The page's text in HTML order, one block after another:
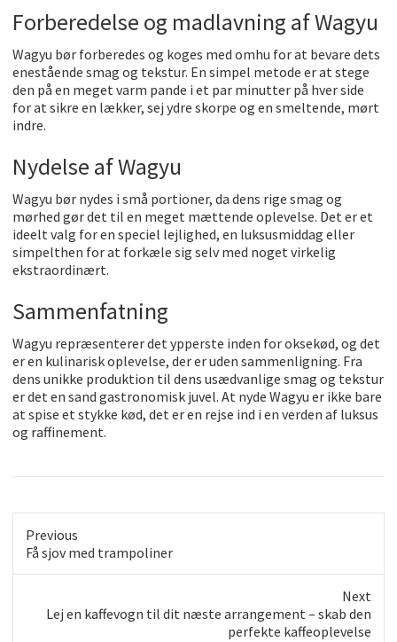
Forberedelse og madlavning af Wagyu
Wagyu bør forberedes og koges med omhu for at bevare dets
enestående smag og tekstur. En simpel metode er at stege
den på en meget varm pande i et par minutter på hver side
for at sikre en lækker, sej ydre skorpe og en smeltende, mørt
indre.
Nydelse af Wagyu
Wagyu bør nydes i små portioner, da dens rige smag og
mørhed gør det til en meget mættende oplevelse. Det er et
ideelt valg for en speciel lejlighed, en luksusmiddag eller
simpelthen for at forkæle sig selv med noget virkelig
ekstraordinært.
Sammenfatning
Wagyu repræsenterer det ypperste inden for oksekød, og det
er en kulinarisk oplevelse, der er uden sammenligning. Fra
dens unikke produktion til dens usædvanlige smag og tekstur
er det en sand gastronomisk juvel. At nyde Wagyu er ikke bare
at spise et stykke kød, det er en rejse ind i en verden af luksus
og raffinement.
Previous
Previous
post:
Få sjov med trampoliner
Next
NextLej en kaffevogn til dit næste arrangement – skab den
perfekte kaffeoplevelse